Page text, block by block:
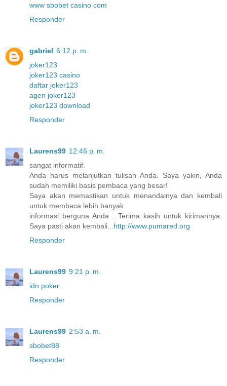
www sbobet casino com
Responder
gabriel 6:12 p. m.
joker123
joker123 casino
daftar joker123
agen joker123
joker123 download
Responder
Laurens99 12:46 p. m.
sangat informatif.
Anda harus melanjutkan tulisan Anda. Saya yakin, Anda
sudah memiliki basis pembaca yang besar!
Saya akan memastikan untuk menandainya dan kembali
untuk membaca lebih banyak
informasi berguna Anda . Terima kasih untuk kirimannya.
Saya pasti akan kembali... http://www.pumared.org
Responder
Laurens99 9:21 p. m.
idn poker
Responder
Laurens99 2:53 a. m.
sbobet88
Responder